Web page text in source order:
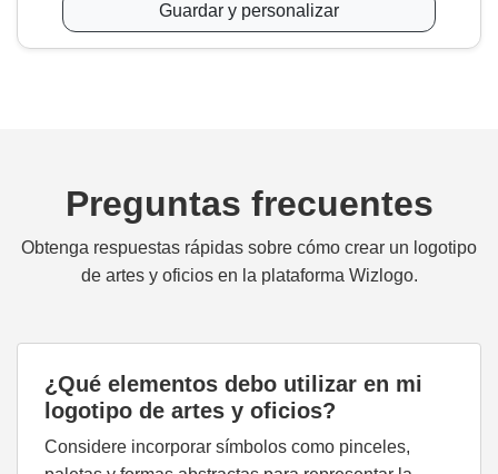
Guardar y personalizar
Preguntas frecuentes
Obtenga respuestas rápidas sobre cómo crear un logotipo
de artes y oficios en la plataforma Wizlogo.
¿Qué elementos debo utilizar en mi
logotipo de artes y oficios?
Considere incorporar símbolos como pinceles,